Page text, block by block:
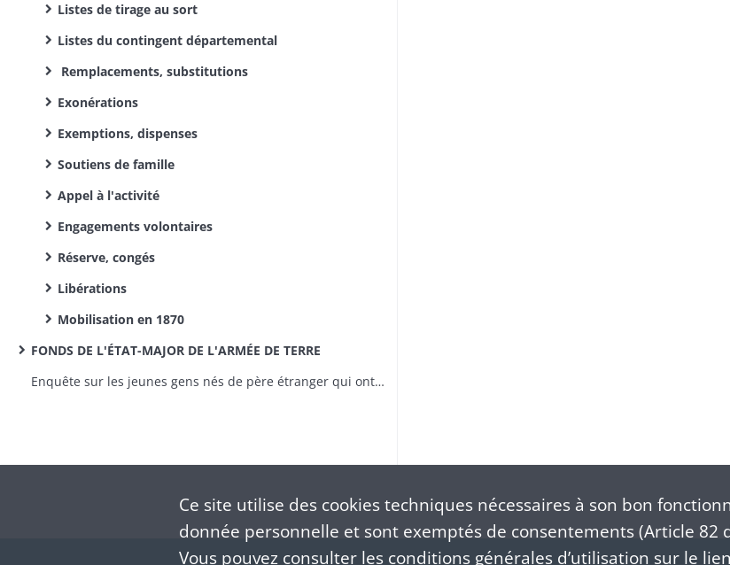
Listes de tirage au sort
Listes du contingent départemental
Remplacements, substitutions
Exonérations
Exemptions, dispenses
Soutiens de famille
Appel à l'activité
Engagements volontaires
Réserve, congés
Libérations
Mobilisation en 1870
FONDS DE L'ÉTAT-MAJOR DE L'ARMÉE DE TERRE
Enquête sur les jeunes gens nés de père étranger qui ont répudié la qualité de français
Ce site utilise des cookiestechniques nécessaires à son bon
donnée personnelle et sont exemptés de consentements (Article
Vous pouvez consulter les conditions générales d’utilisation sur le